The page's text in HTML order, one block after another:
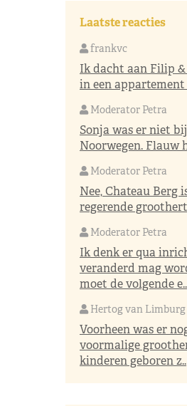
Laatste reacties
frankvc
Ik dacht aan Filip
in een
Moderator Petra
Sonja was er niet
Noorwegen. Flauw
Moderator Petra
Nee, Chateau Berg
regerende
Moderator Petra
Ik denk er qua
veranderd mag
moet de volgende e..
Hertog van Limburg
Voorheen was er
voormalige
kinderen geboren z..